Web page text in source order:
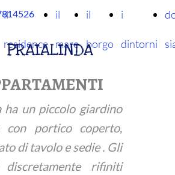
PRAIALINDA
il
residence
il
mare
il
borgo
i
dintorni
ha un piccolo giardino
con portico coperto,
di tavolo e sedie . Gli
discretamente rifiniti